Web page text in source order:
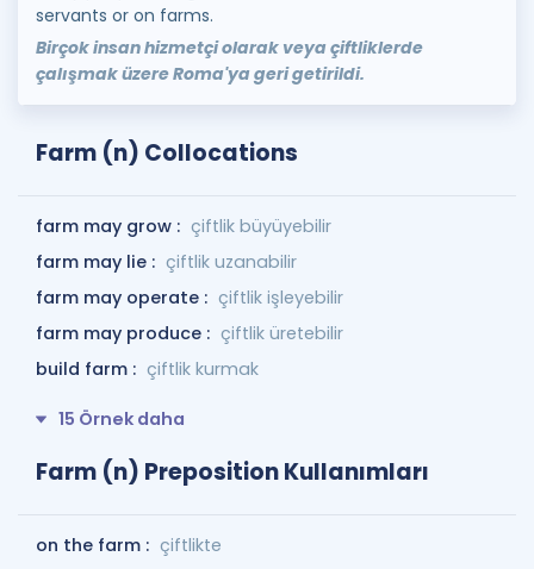
servants or on farms.
Birçok insan hizmetçi olarak veya çiftliklerde
çalışmak üzere Roma'ya geri getirildi.
Farm (n) Collocations
farm may grow : çiftlik büyüyebilir
farm may lie : çiftlik uzanabilir
farm may operate : çiftlik işleyebilir
farm may produce : çiftlik üretebilir
build farm : çiftlik kurmak
15 Örnek daha
Farm (n) Preposition Kullanımları
on the farm : çiftlikte